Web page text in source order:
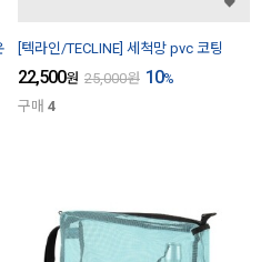
[텍라인/TECLINE] 세척망 pvc 코팅
22,500원 25,000원 10%
구매 4